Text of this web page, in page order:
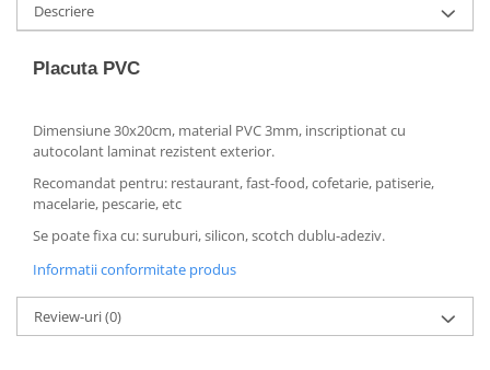
Descriere
Placuta PVC
Dimensiune 30x20cm, material PVC 3mm, inscriptionat cu
autocolant laminat rezistent exterior.
Recomandat pentru: restaurant, fast-food, cofetarie, patiserie,
macelarie, pescarie, etc
Se poate fixa cu: suruburi, silicon, scotch dublu-adeziv.
Informatii conformitate produs
Review-uri(0)